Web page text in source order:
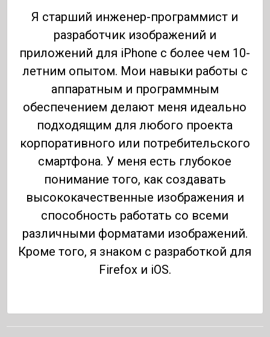
Я старший инженер-программист и
разработчик изображений и
приложений для iPhone с более чем 10-
летним опытом. Мои навыки работы с
аппаратным и программным
обеспечением делают меня идеально
подходящим для любого проекта
корпоративного или потребительского
смартфона. У меня есть глубокое
понимание того, как создавать
высококачественные изображения и
способность работать со всеми
различными форматами изображений.
Кроме того, я знаком с разработкой для
Firefox и iOS.